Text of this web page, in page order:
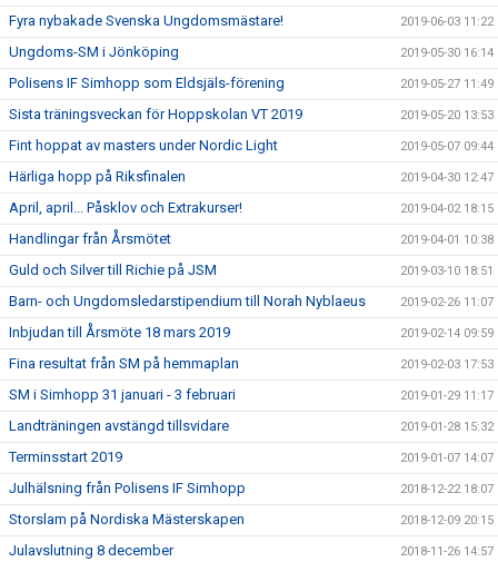
Fyra nybakade Svenska Ungdomsmästare! 2019-06-03 11:22
Ungdoms-SM i Jönköping 2019-05-30 16:14
Polisens IF Simhopp som Eldsjäls-förening 2019-05-27 11:49
Sista träningsveckan för Hoppskolan VT 2019 2019-05-20 13:53
Fint hoppat av masters under Nordic Light 2019-05-07 09:44
Härliga hopp på Riksfinalen 2019-04-30 12:47
April, april... Påsklov och Extrakurser! 2019-04-02 18:15
Handlingar från Årsmötet 2019-04-01 10:38
Guld och Silver till Richie på JSM 2019-03-10 18:51
Barn- och Ungdomsledarstipendium till Norah Nyblaeus 2019-02-26 11:07
Inbjudan till Årsmöte 18 mars 2019 2019-02-14 09:59
Fina resultat från SM på hemmaplan 2019-02-03 17:53
SM i Simhopp 31 januari - 3 februari 2019-01-29 11:17
Landträningen avstängd tillsvidare 2019-01-28 15:32
Terminsstart 2019 2019-01-07 14:07
Julhälsning från Polisens IF Simhopp 2018-12-22 18:07
Storslam på Nordiska Mästerskapen 2018-12-09 20:15
Julavslutning 8 december 2018-11-26 14:57